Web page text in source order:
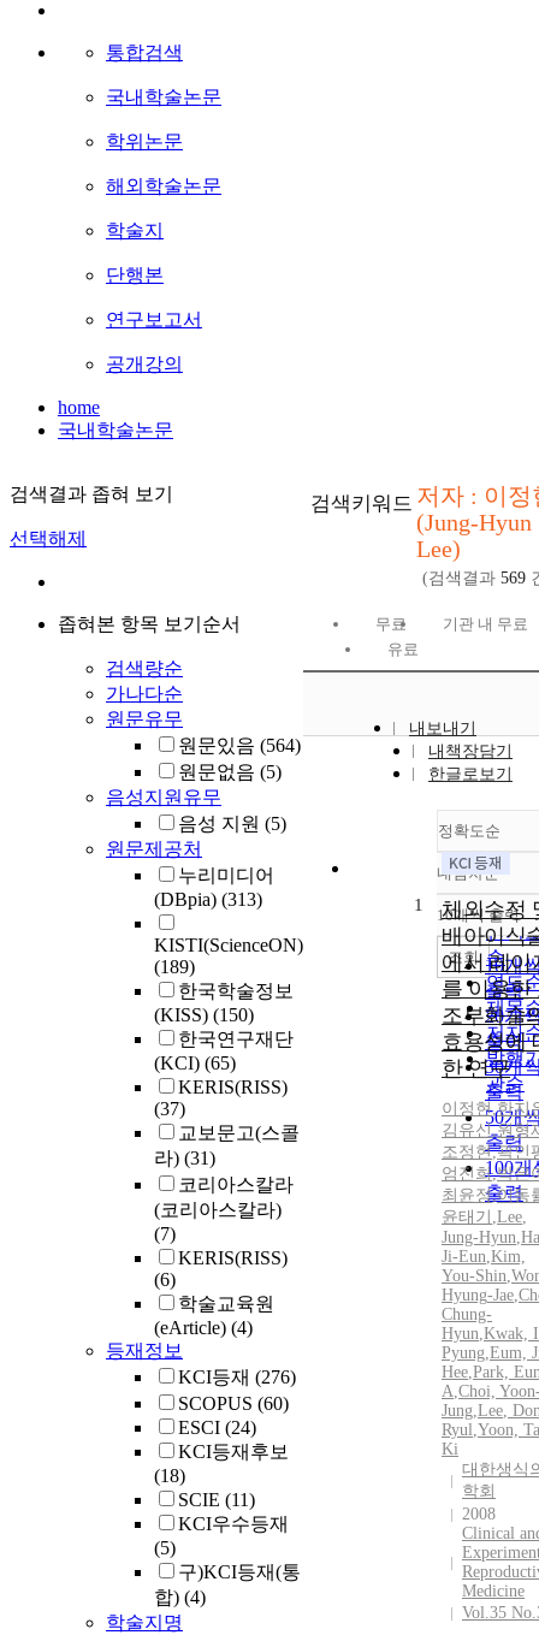
통합검색
국내학술논문
학위논문
해외학술논문
학술지
단행본
연구보고서
공개강의
home
국내학술논문
검색결과 좁혀 보기
선택해제
좁혀본 항목 보기순서
검색량순
가나다순
원문유무
원문있음 (564)
원문없음 (5)
음성지원유무
음성 지원 (5)
원문제공처
누리미디어
(DBpia) (313)
KISTI(ScienceON)
(189)
한국학술정보
(KISS) (150)
한국연구재단
(KCI) (65)
KERIS(RISS)
(37)
교보문고(스콜
라) (31)
코리아스칼라
(코리아스칼라)
(7)
KERIS(RISS)
(6)
학술교육원
(eArticle) (4)
등재정보
KCI등재 (276)
SCOPUS (60)
ESCI (24)
KCI등재후보
(18)
SCIE (11)
KCI우수등재
(5)
구)KCI등재(통
합) (4)
학술지명
검색키워드 저자 : 이정
(Jung-Hyun
Lee)
(검색결과 569
무료
기관 내 무료
유료
내보내기
내책장담기
한글로보기
정확도순
정확
순
인기
순
연도
제목
저자
발행
관순
내림차순
내림
10개씩 출력
10개
출력
20개
출력
30개
출력
50개
출력
100개
출력
조회
1
체외수정
배아이식
에서 레이
를 이용한
조부화술
효용성에
한 연구
이정현,한지
김유신,원형
조정현,곽인
엄진희,박은
최윤정,이동
윤태기 ,Lee,
Jung-Hyun,
Ji-Eun,Kim,
You-Shin,
Hyung-Jae,
Chung-
Hyun,Kwak,
Pyung,Eum,
Hee,Park,
A,Choi,
Jung,Lee,
Ryul,Yoon,
Ki
대한생식
학회
2008
Clinical
Medicine
Vol.35